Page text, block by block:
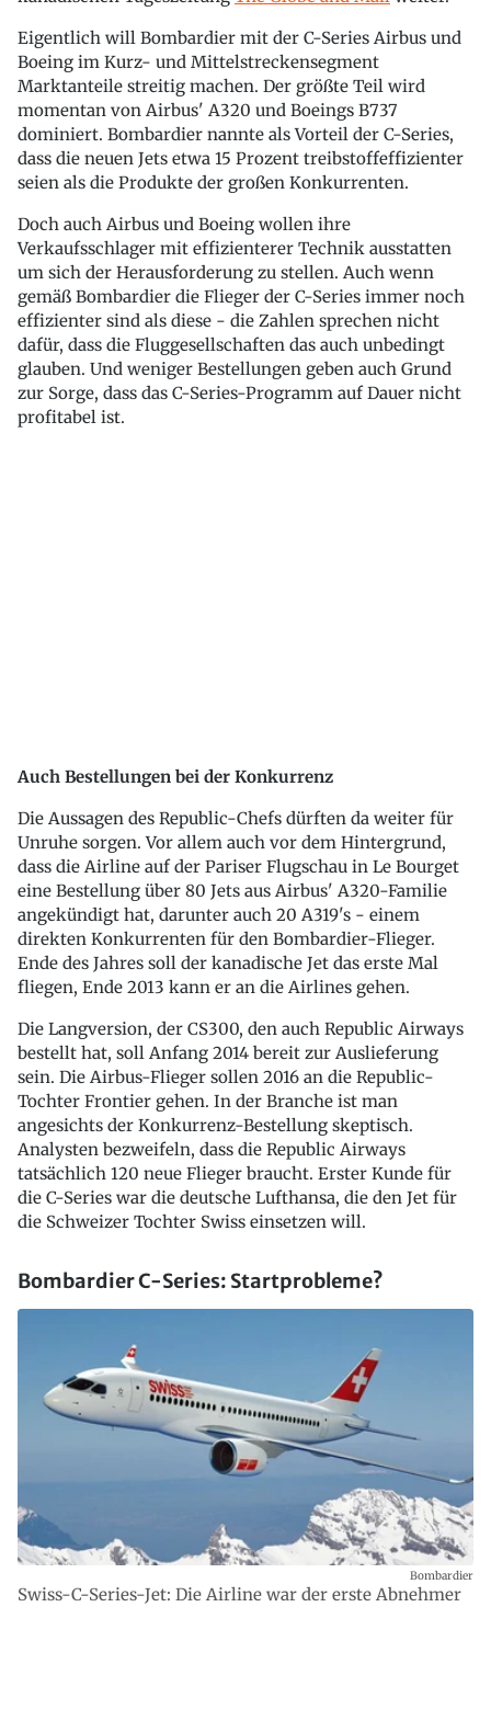
Eigentlich will Bombardier mit der C-Series Airbus und
Boeing im Kurz- und Mittelstreckensegment
Marktanteile streitig machen. Der größte Teil wird
momentan von Airbus' A320 und Boeings B737
dominiert. Bombardier nannte als Vorteil der C-Series,
dass die neuen Jets etwa 15 Prozent treibstoffeffizienter
seien als die Produkte der großen Konkurrenten.
Doch auch Airbus und Boeing wollen ihre
Verkaufsschlager mit effizienterer Technik ausstatten
um sich der Herausforderung zu stellen. Auch wenn
gemäß Bombardier die Flieger der C-Series immer noch
effizienter sind als diese - die Zahlen sprechen nicht
dafür, dass die Fluggesellschaften das auch unbedingt
glauben. Und weniger Bestellungen geben auch Grund
zur Sorge, dass das C-Series-Programm auf Dauer nicht
profitabel ist.
Auch Bestellungen bei der Konkurrenz
Die Aussagen des Republic-Chefs dürften da weiter für
Unruhe sorgen. Vor allem auch vor dem Hintergrund,
dass die Airline auf der Pariser Flugschau in Le Bourget
eine Bestellung über 80 Jets aus Airbus' A320-Familie
angekündigt hat, darunter auch 20 A319's - einem
direkten Konkurrenten für den Bombardier-Flieger.
Ende des Jahres soll der kanadische Jet das erste Mal
fliegen, Ende 2013 kann er an die Airlines gehen.
Die Langversion, der CS300, den auch Republic Airways
bestellt hat, soll Anfang 2014 bereit zur Auslieferung
sein. Die Airbus-Flieger sollen 2016 an die Republic-
Tochter Frontier gehen. In der Branche ist man
angesichts der Konkurrenz-Bestellung skeptisch.
Analysten bezweifeln, dass die Republic Airways
tatsächlich 120 neue Flieger braucht. Erster Kunde für
die C-Series war die deutsche Lufthansa, die den Jet für
die Schweizer Tochter Swiss einsetzen will.
Bombardier C-Series: Startprobleme?
Swiss-C-Series-Jet: Die Airline war der erste Abnehmer
Bombardier